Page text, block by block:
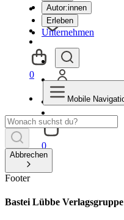
Autor:innen
Erleben
Unternehmen
0
0
Mobile
Abbrechen
Footer
Bastei Lübbe Verlagsgruppe